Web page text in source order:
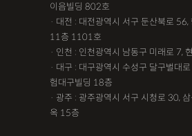
이음빌딩 802호
· 대전 : 대전광역시 서구 둔산북로
11층 1101호
· 인천 : 인천광역시 남동구 미래로 7,
· 대구 : 대구광역시 수성구 달구벌대
험대구빌딩 18층
· 광주 : 광주광역시 서구 시청로 30,
옥 15층